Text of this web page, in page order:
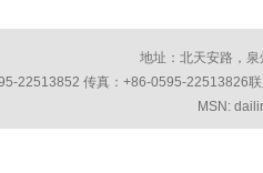
地址：北天安路，
22513852 传真：+86-0595-22513826
MSN: